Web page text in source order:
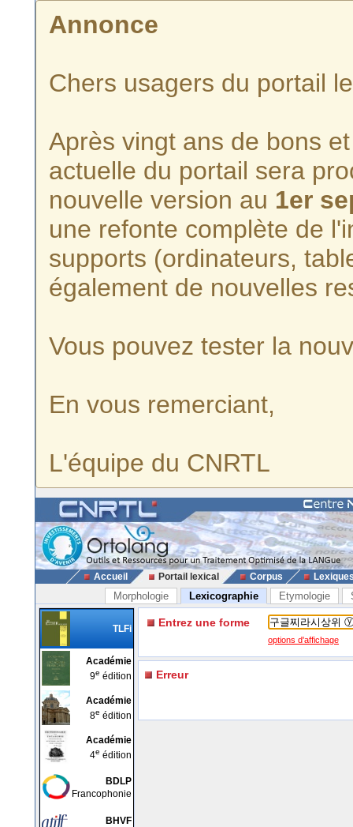
Annonce
Chers usagers du portail
Après vingt ans de bons
actuelle du portail sera
nouvelle version au 1er
une refonte complète de
supports (ordinateurs,
également de nouvelles
Vous pouvez tester la
En vous remerciant,
L'équipe du CNRTL
Accueil Portail lexical Corpus
Morphologie Lexicographie Etymologie
TLFi
Académie
9e édition
Académie
8e édition
Académie
4e édition
BDLP
Francophonie
BHVF
Entrez une forme
options d'affichage
Erreur